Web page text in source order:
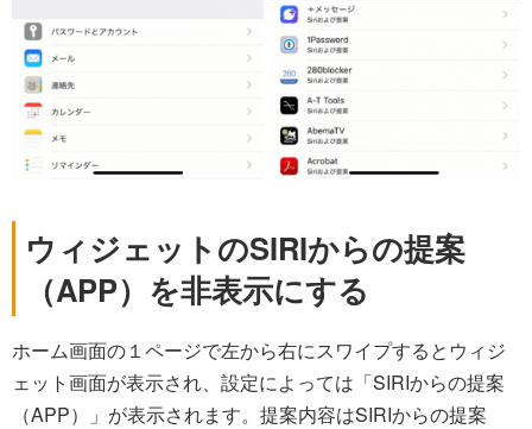
ウィジェットのSIRIからの提案
（APP）を非表示にする
ホーム画面の１ページで左から右にスワイプするとウィジ
ェット画面が表示され、設定によっては「SIRIからの提案
（APP）」が表示されます。提案内容はSIRIからの提案